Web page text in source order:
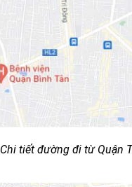
Chi tiết đường đi từ Quận